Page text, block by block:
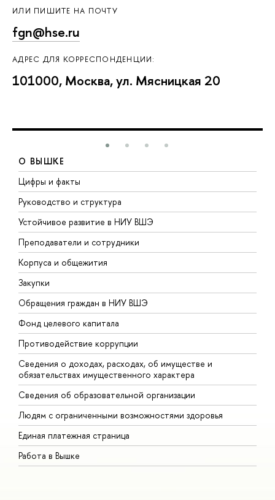
ИЛИ ПИШИТЕ НА ПОЧТУ
fgn@hse.ru
АДРЕС ДЛЯ КОРРЕСПОНДЕНЦИИ:
101000, Москва, ул. Мясницкая 20
О ВЫШКЕ
Цифры и факты
Руководство и структура
Устойчивое развитие в НИУ ВШЭ
Преподаватели и сотрудники
Корпуса и общежития
Закупки
Обращения граждан в НИУ ВШЭ
Фонд целевого капитала
Противодействие коррупции
Сведения о доходах, расходах, об имуществе и
обязательствах имущественного характера
Сведения об образовательной организации
Людям с ограниченными возможностями здоровья
Единая платежная страница
Работа в Вышке